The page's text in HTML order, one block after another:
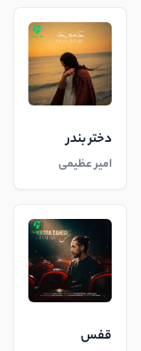
دختر بندر
امیر عظیمی
قفس